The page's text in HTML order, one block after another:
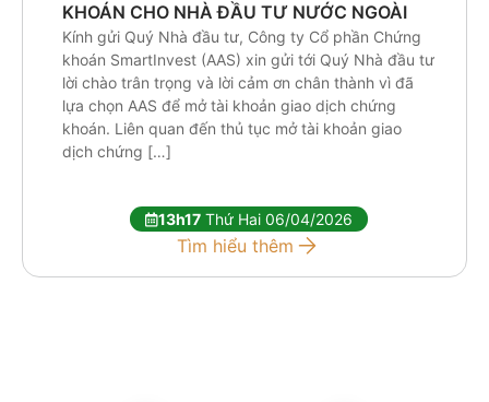
KHOÁN CHO NHÀ ĐẦU TƯ NƯỚC NGOÀI
Kính gửi Quý Nhà đầu tư, Công ty Cổ phần Chứng
khoán SmartInvest (AAS) xin gửi tới Quý Nhà đầu tư
lời chào trân trọng và lời cảm ơn chân thành vì đã
lựa chọn AAS để mở tài khoản giao dịch chứng
khoán. Liên quan đến thủ tục mở tài khoản giao
dịch chứng […]
13h17 Thứ Hai 06/04/2026
Tìm hiểu thêm